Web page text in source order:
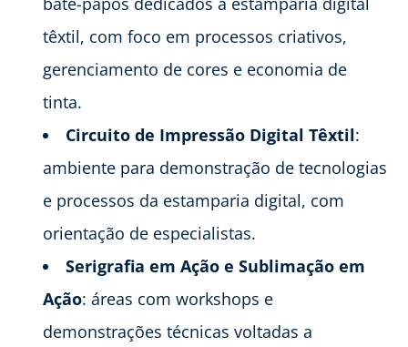
têxtil, com foco em processos criativos,
gerenciamento de cores e economia de
tinta.
Circuito de Impressão Digital Têxtil:
ambiente para demonstração de tecnologias
e processos da estamparia digital, com
orientação de especialistas.
Serigrafia em Ação e Sublimação em
Ação: áreas com workshops e
demonstrações técnicas voltadas a